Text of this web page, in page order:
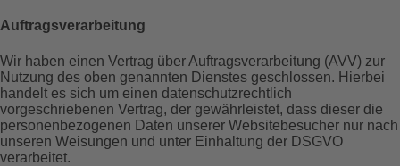
Auftragsverarbeitung
Wir haben einen Vertrag über Auftragsverarbeitung (AVV) zur
Nutzung des oben genannten Dienstes geschlossen. Hierbei
handelt es sich um einen datenschutzrechtlich
vorgeschriebenen Vertrag, der gewährleistet, dass dieser die
personenbezogenen Daten unserer Websitebesucher nur nach
unseren Weisungen und unter Einhaltung der DSGVO
verarbeitet.